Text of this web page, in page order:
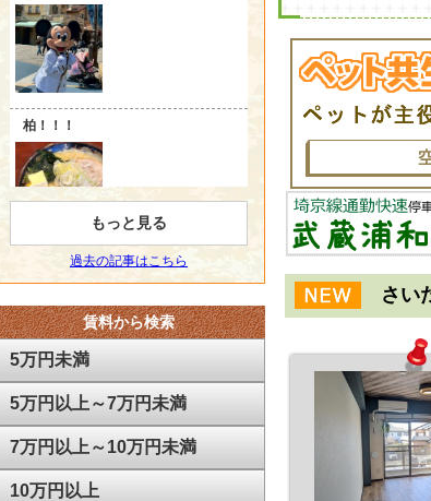
7/2 2026年も残り
「そろそろ動こうかな
ぜひこの機会にご相談くださいませ
通勤にもお出かけにも便利な駅近
『ハイムK』←詳細はこちらから
外出の際はお気を付けくださいませ
6/25内見・来店予約はWebから
→→【お問合せフォーム】←←
お急ぎの方はお電話でもお待ちしてます
6/22充実設備
オートロック
Wi-Fi
宅配ボックス
『チェーロ』
←チェック必須です
6/19 武蔵浦和 2DK 徒歩
明るい南向きの角部屋です
さい
中浦和駅徒歩5分 1R
ロフト付き１R、陽当たり良、角部屋！
2026年07月31日
南与野駅12分 2LDK
礼金無し ペットの飼える2LDK 南向
きリビングはぬくもり満載のお部屋！
2026年06月27日
歩7分 1LDK
ペット共生マンション！最上階角部屋！
オートロックあり、ネット無料！
2026年03月08日 マルショウハイツ 埼
玉大学まで徒歩10分 1R
南向き日当たり良！ 収納は2ヶ所、室
内洗濯機置場あり！
2026年03月07日 さくらメゾン 埼玉大
学まで9分 1K
BT別、都市ガス！ 使い勝手の良いお部
屋！
もっと見る
過去の記事はこちら
賃料から検索
5万円未満
5万円以上～7万円未満
7万円以上～10万円未満
10万円以上